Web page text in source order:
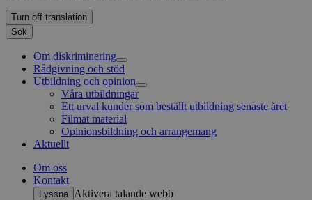
Turn off translation
Sök
Om diskriminering
Antidiskimineringsbyråerna berättar
Lagstiftning inom diskrimineringsområdet
Exempel på diskriminering
Andra instanser mot diskriminering
Sveriges antidiskrimineringsbyråer
Rådgivning och stöd
Utbildning och opinion
Våra utbildningar
Ett urval kunder som beställt utbildning senaste året
Filmat material
Opinionsbildning och arrangemang
Aktuellt
Om oss
Kontakt
Lyssna Aktivera talande webb